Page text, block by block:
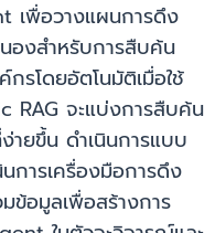
เพื่อวางแผนการดึง
องสำหรับการสืบค้น
รโดยอัตโนมัติเมื่อใช้
RAG จะแบ่งการสืบค้น
ยขึ้น ดำเนินการแบบ
การเครื่องมือการดึง
ข้อมูลเพื่อสร้างการ